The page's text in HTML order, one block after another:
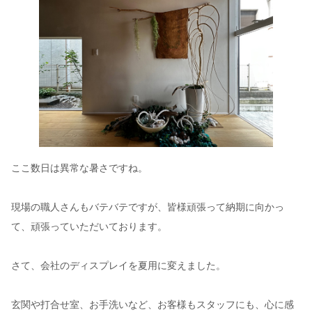
ここ数日は異常な暑さですね。
現場の職人さんもバテバテですが、皆様頑張って納期に向かっ
て、頑張っていただいております。
さて、会社のディスプレイを夏用に変えました。
玄関や打合せ室、お手洗いなど、お客様もスタッフにも、心に感